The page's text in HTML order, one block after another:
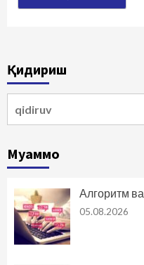
Қидириш
Муаммо
Алгоритм
05.08.2026